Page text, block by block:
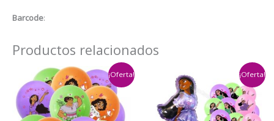
Barcode:
Productos relacionados
¡Oferta! ¡Oferta!